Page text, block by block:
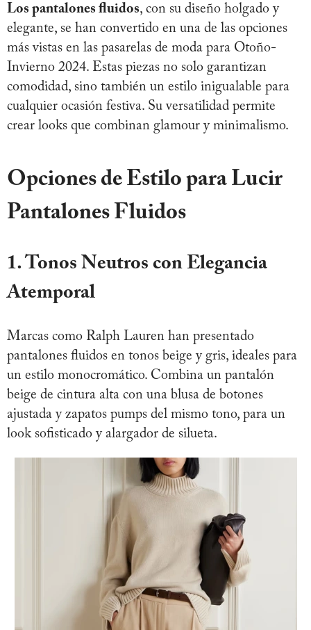
Los pantalones fluidos, con su diseño holgado y
elegante, se han convertido en una de las opciones
más vistas en las pasarelas de moda para Otoño-
Invierno 2024. Estas piezas no solo garantizan
comodidad, sino también un estilo inigualable para
cualquier ocasión festiva. Su versatilidad permite
crear looks que combinan glamour y minimalismo.
Opciones de Estilo para Lucir
Pantalones Fluidos
1. Tonos Neutros con Elegancia
Atemporal
Marcas como Ralph Lauren han presentado
pantalones fluidos en tonos beige y gris, ideales para
un estilo monocromático. Combina un pantalón
beige de cintura alta con una blusa de botones
ajustada y zapatos pumps del mismo tono, para un
look sofisticado y alargador de silueta.